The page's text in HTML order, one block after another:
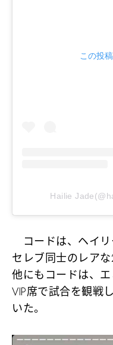
この投
Hailie
コードは、ヘイ
セレブ同士のレア
他にもコードは、
VIP席で試合を観戦
いた。